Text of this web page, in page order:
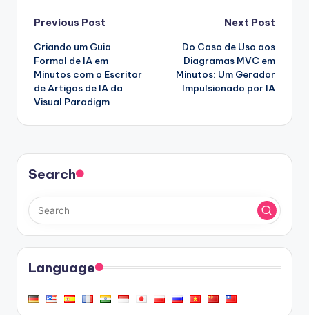
Post
navigation
Previous Post
Criando um Guia
Formal de IA em
Minutos com o Escritor
de Artigos de IA da
Visual Paradigm
Next Post
Do Caso de Uso aos
Diagramas MVC em
Minutos: Um Gerador
Impulsionado por IA
Search
Language